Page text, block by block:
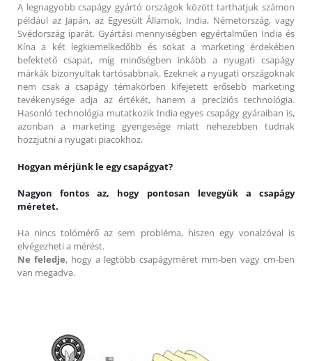
A legnagyobb csapágy gyártó országok között tarthatjuk számon
például az Japán, az Egyesült Államok, India, Németország, vagy
Svédország iparát. Gyártási mennyiségben egyértalműen India és
Kína a két legkiemelkedőbb és sokat a marketing érdekében
befektető csapat, míg minőségben inkább a nyugati csapágy
márkák bizonyultak tartósabbnak. Ezeknek a nyugati országoknak
nem csak a csapágy témakörben kifejetett erősebb marketing
tevékenysége adja az értékét, hanem a precíziós technológia.
Hasonló technológia mutatkozik India egyes csapágy gyáraiban is,
azonban a marketing gyengesége miatt nehezebben tudnak
hozzjutni a nyugati piacokhoz.
Hogyan mérjünk le egy csapágyat?
Nagyon fontos az, hogy pontosan levegyük a csapágy
méretet.
Ha nincs tolómérő az sem probléma, hiszen egy vonalzóval is
elvégezheti a mérést.
Ne feledje, hogy a legtöbb csapágyméret mm-ben vagy cm-ben
van megadva.